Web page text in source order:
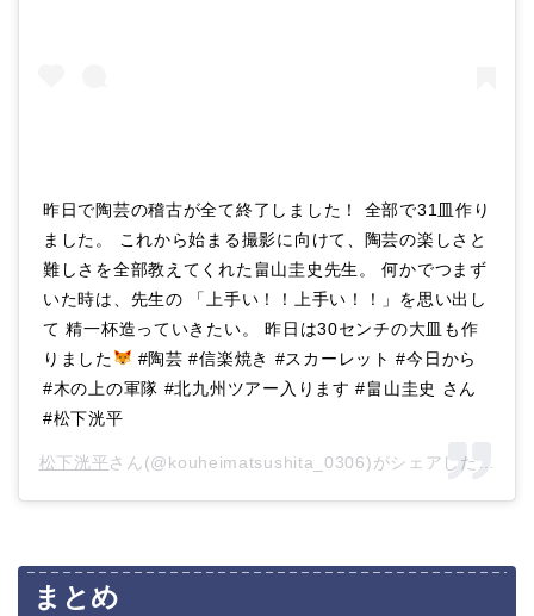
昨日で陶芸の稽古が全て終了しました！ 全部で31皿作り
ました。 これから始まる撮影に向けて、陶芸の楽しさと
難しさを全部教えてくれた畠山圭史先生。 何かでつまず
いた時は、先生の 「上手い！！上手い！！」を思い出し
て 精一杯造っていきたい。 昨日は30センチの大皿も作
りました
#陶芸 #信楽焼き #スカーレット #今日から
#木の上の軍隊 #北九州ツアー入ります #畠山圭史 さん
#松下洸平
松下洸平さん(@kouheimatsushita_0306)がシェアした投稿 –
まとめ